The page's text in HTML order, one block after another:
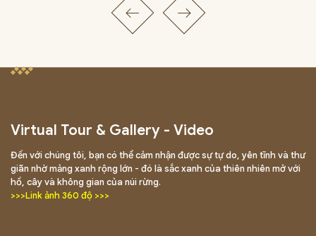
Virtual Tour & Gallery - Video
Đến với chúng tôi, bạn có thể cảm nhận được sự tự do, yên tĩnh và thư
giãn nhờ mảng xanh rộng lớn - đó là sắc xanh của thiên nhiên mở với
hồ, cây và không gian của núi rừng.
>>>Link ảnh 360 độ >>>